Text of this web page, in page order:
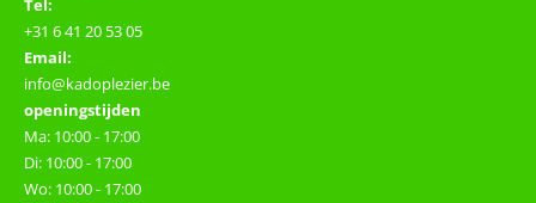
Tel:
+31 6 41 20 53 05
Email:
info@kadoplezier.be
openingstijden
Ma: 10:00 - 17:00
Di: 10:00 - 17:00
Wo: 10:00 - 17:00